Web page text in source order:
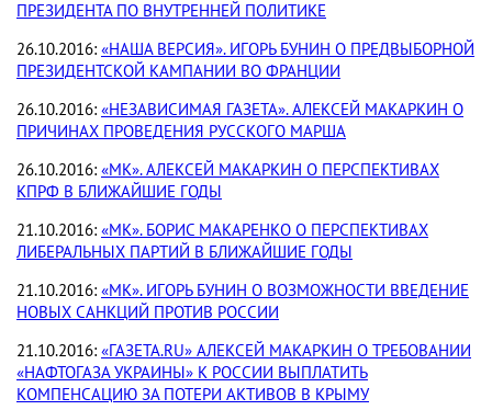
ПРЕЗИДЕНТА ПО ВНУТРЕННЕЙ ПОЛИТИКЕ
26.10.2016: «НАША ВЕРСИЯ». ИГОРЬ БУНИН О ПРЕДВЫБОРНОЙ
ПРЕЗИДЕНТСКОЙ КАМПАНИИ ВО ФРАНЦИИ
26.10.2016: «НЕЗАВИСИМАЯ ГАЗЕТА». АЛЕКСЕЙ МАКАРКИН О
ПРИЧИНАХ ПРОВЕДЕНИЯ РУССКОГО МАРША
26.10.2016: «МК». АЛЕКСЕЙ МАКАРКИН О ПЕРСПЕКТИВАХ
КПРФ В БЛИЖАЙШИЕ ГОДЫ
21.10.2016: «МК». БОРИС МАКАРЕНКО О ПЕРСПЕКТИВАХ
ЛИБЕРАЛЬНЫХ ПАРТИЙ В БЛИЖАЙШИЕ ГОДЫ
21.10.2016: «МК». ИГОРЬ БУНИН О ВОЗМОЖНОСТИ ВВЕДЕНИЕ
НОВЫХ САНКЦИЙ ПРОТИВ РОССИИ
21.10.2016: «ГАЗЕТА.RU» АЛЕКСЕЙ МАКАРКИН О ТРЕБОВАНИИ
«НАФТОГАЗА УКРАИНЫ» К РОССИИ ВЫПЛАТИТЬ
КОМПЕНСАЦИЮ ЗА ПОТЕРИ АКТИВОВ В КРЫМУ